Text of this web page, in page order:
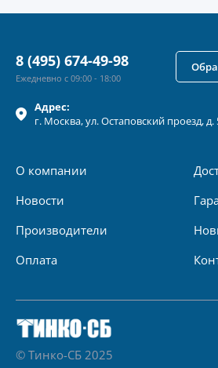
Адрес:
г. Москва, ул.Остаповский проезд, д.
О компании
Новости
Производители
Оплата
8 (495) 674-49-98
Ежедневно с 09:00 - 18:00
© Тинко-СБ 2025